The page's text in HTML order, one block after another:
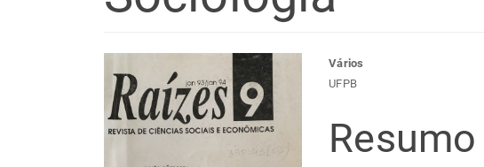
Barra
lateral
Conteúdo
do
Vários
UFPB
Resumo